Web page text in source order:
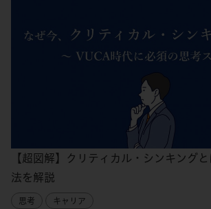
【超図解】クリティカル・シンキング
法を解説
思考 キャリア